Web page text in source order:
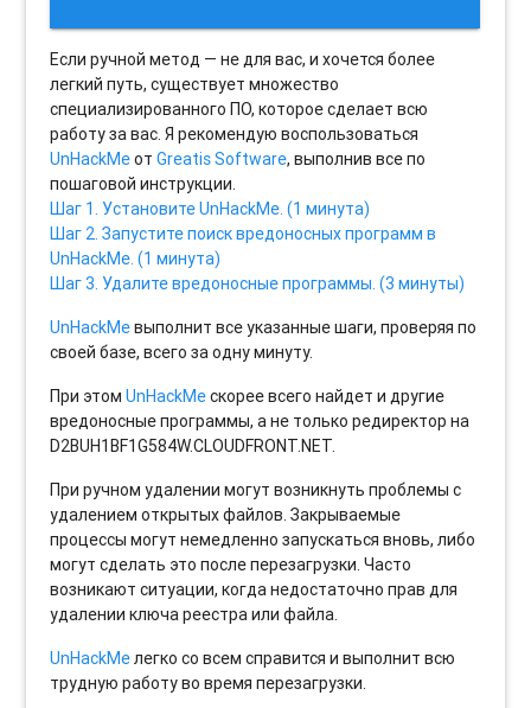
Если ручной метод — не для вас, и хочется более
легкий путь, существует множество
специализированного ПО, которое сделает всю
работу за вас. Я рекомендую воспользоваться
UnHackMeотGreatis Software, выполнив все по
пошаговой инструкции.
Шаг 1. Установите UnHackMe. (1 минута)
Шаг 2. Запустите поиск вредоносных программ в
UnHackMe. (1 минута)
Шаг 3. Удалите вредоносные программы. (3 минуты)
UnHackMeвыполнит все указанные шаги, проверяя по
своей базе, всего за одну минуту.
При этомUnHackMeскорее всего найдет и другие
вредоносные программы, а не только редиректор на
D2BUH1BF1G584W.CLOUDFRONT.NET.
При ручном удалении могут возникнуть проблемы с
удалением открытых файлов. Закрываемые
процессы могут немедленно запускаться вновь, либо
могут сделать это после перезагрузки. Часто
возникают ситуации, когда недостаточно прав для
удалении ключа реестра или файла.
UnHackMeлегко со всем справится и выполнит всю
трудную работу во время перезагрузки.